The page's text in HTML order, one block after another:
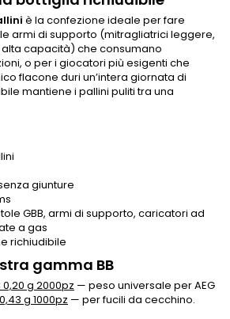
è la confezione ideale per fare
armi di supporto (mitragliatrici leggere,
alta capacità) che consumano
o per i giocatori più esigenti che
flacone duri un’intera giornata di
mantiene i pallini puliti tra una
giunture
GBB, armi di supporto, caricatori ad
a gas
richiudibile
gamma BB
0,20 g 2000pz — peso universale per AEG
g 1000pz — per fucili da cecchino.